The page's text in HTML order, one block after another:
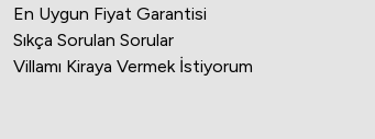
En Uygun Fiyat Garantisi
Sıkça Sorulan Sorular
Villamı Kiraya Vermek İstiyorum